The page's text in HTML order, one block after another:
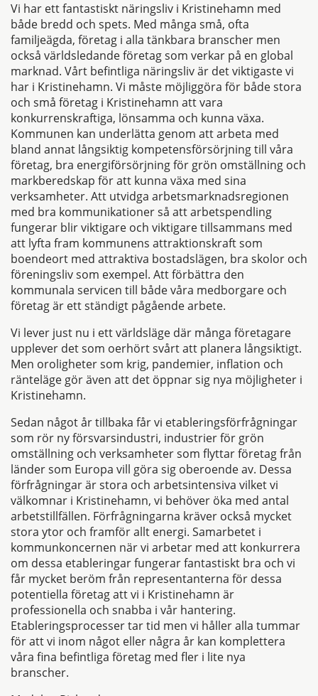
Vi har ett fantastiskt näringsliv i Kristinehamn med
både bredd och spets. Med många små, ofta
familjeägda, företag i alla tänkbara branscher men
också världsledande företag som verkar på en global
marknad. Vårt befintliga näringsliv är det viktigaste vi
har i Kristinehamn. Vi måste möjliggöra för både stora
och små företag i Kristinehamn att vara
konkurrenskraftiga, lönsamma och kunna växa.
Kommunen kan underlätta genom att arbeta med
bland annat långsiktig kompetensförsörjning till våra
företag, bra energiförsörjning för grön omställning och
markberedskap för att kunna växa med sina
verksamheter. Att utvidga arbetsmarknadsregionen
med bra kommunikationer så att arbetspendling
fungerar blir viktigare och viktigare tillsammans med
att lyfta fram kommunens attraktionskraft som
boendeort med attraktiva bostadslägen, bra skolor och
föreningsliv som exempel. Att förbättra den
kommunala servicen till både våra medborgare och
företag är ett ständigt pågående arbete.
Vi lever just nu i ett världsläge där många företagare
upplever det som oerhört svårt att planera långsiktigt.
Men oroligheter som krig, pandemier, inflation och
ränteläge gör även att det öppnar sig nya möjligheter i
Kristinehamn.
Sedan något år tillbaka får vi etableringsförfrågningar
som rör ny försvarsindustri, industrier för grön
omställning och verksamheter som flyttar företag från
länder som Europa vill göra sig oberoende av. Dessa
förfrågningar är stora och arbetsintensiva vilket vi
välkomnar i Kristinehamn, vi behöver öka med antal
arbetstillfällen. Förfrågningarna kräver också mycket
stora ytor och framför allt energi. Samarbetet i
kommunkoncernen när vi arbetar med att konkurrera
om dessa etableringar fungerar fantastiskt bra och vi
får mycket beröm från representanterna för dessa
potentiella företag att vi i Kristinehamn är
professionella och snabba i vår hantering.
Etableringsprocesser tar tid men vi håller alla tummar
för att vi inom något eller några år kan komplettera
våra fina befintliga företag med fler i lite nya
branscher.